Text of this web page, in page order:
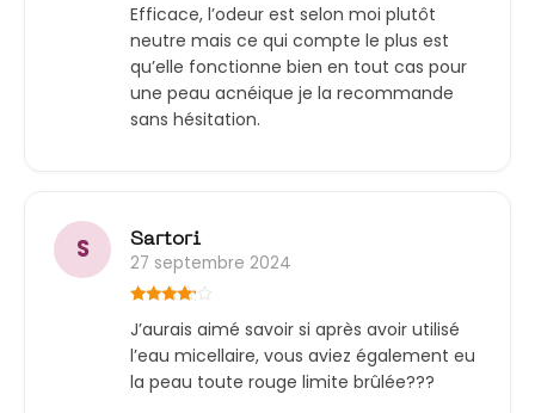
sur 5
Efficace, l’odeur est selon moi plutôt
neutre mais ce qui compte le plus est
qu’elle fonctionne bien en tout cas pour
une peau acnéique je la recommande
sans hésitation.
S
sur 5
Sartori
27 septembre 2024
J’aurais aimé savoir si après avoir utilisé
l’eau micellaire, vous aviez également eu
la peau toute rouge limite brûlée???